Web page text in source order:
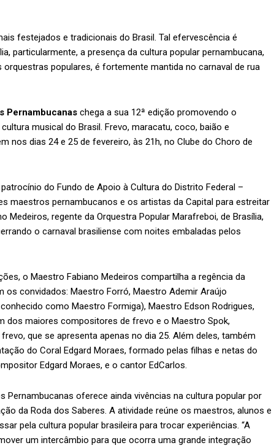
festejados e tradicionais do Brasil. Tal efervescência é
particularmente, a presença da cultura popular pernambucana,
populares, é fortemente mantida no carnaval de rua
Pernambucanas chega a sua 12ª edição promovendo o
musical do Brasil. Frevo, maracatu, coco, baião e
nos dias 24 e 25 de fevereiro, às 21h, no Clube do Choro de
do Fundo de Apoio à Cultura do Distrito Federal –
maestros pernambucanos e os artistas da Capital para estreitar
Medeiros, regente da Orquestra Popular Marafreboi, de Brasília,
o carnaval brasiliense com noites embaladas pelos
o Maestro Fabiano Medeiros compartilha a regência da
os convidados: Maestro Forró, Maestro Ademir Araújo
como Maestro Formiga), Maestro Edson Rodrigues,
dos maiores compositores de frevo e o Maestro Spok,
que se apresenta apenas no dia 25. Além deles, também
do Coral Edgard Moraes, formado pelas filhas e netas do
Edgard Moraes, e o cantor EdCarlos.
Pernambucanas oferece ainda vivências na cultura popular por
da Roda dos Saberes. A atividade reúne os maestros, alunos e
pela cultura popular brasileira para trocar experiências. “A
um intercâmbio para que ocorra uma grande integração